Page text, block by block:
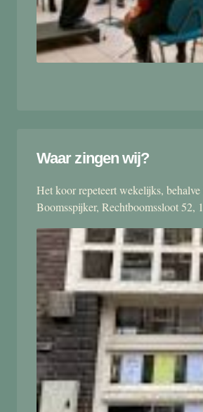
Waar zingen wij?
Het koor repeteert wekelijks,
Boomsspijker, Rechtboomssloot 52,